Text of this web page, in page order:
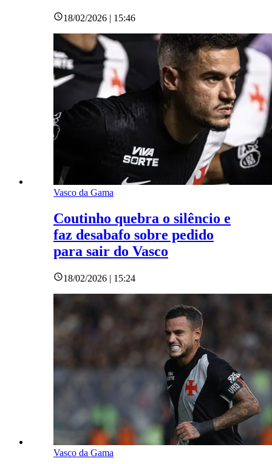
18/02/2026 | 15:46
Vasco da Gama
Coutinho quebra o silêncio e
faz desabafo sobre pedido
para sair do Vasco
18/02/2026 | 15:24
Vasco da Gama